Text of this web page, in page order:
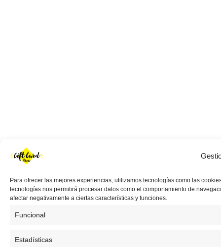
Para ofrecer las mejores experiencias, utilizamos tecnologías como las
tecnologías nos permitirá procesar datos como el comportamiento de
afectar negativamente a ciertas características y funciones.
Funcional
Estadísticas